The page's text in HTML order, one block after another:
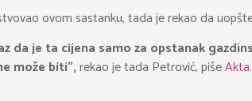
ovom sastanku, tada je rekao da
da je ta cijena samo za opstanak
može biti”,rekao je tada Petrović, piše